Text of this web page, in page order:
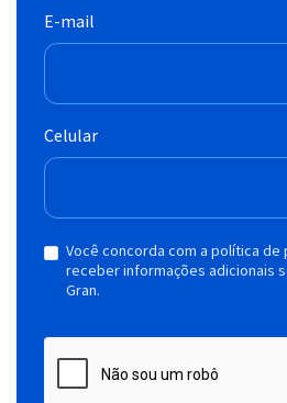
E-mail
Celular
Você concorda com a política
receber informações adicionais
Gran.